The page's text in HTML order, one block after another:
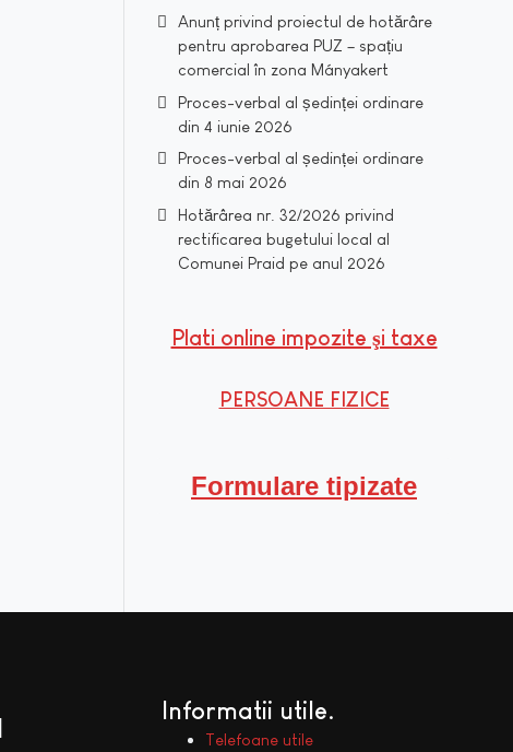
Anunț privind proiectul de hotărâre
pentru aprobarea PUZ – spațiu
comercial în zona Mányakert
Proces-verbal al ședinței ordinare
din 4 iunie 2026
Proces-verbal al ședinței ordinare
din 8 mai 2026
Hotărârea nr. 32/2026 privind
rectificarea bugetului local al
Comunei Praid pe anul 2026
Plati online impozite şi taxe
PERSOANE FIZICE
Formulare tipizate
Informatii utile
Telefoane utile